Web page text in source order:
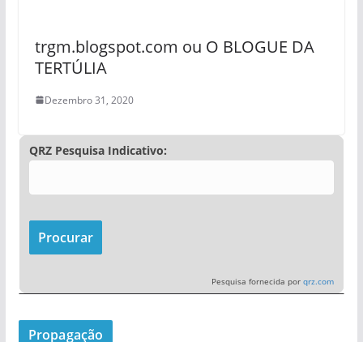
trgm.blogspot.com ou O BLOGUE DA
TERTÚLIA
Dezembro 31, 2020
QRZ Pesquisa Indicativo:
Pesquisa fornecida por qrz.com
Propagação